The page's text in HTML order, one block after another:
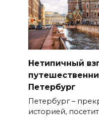
Нетипичный
Петербург
Петербург –
историей,